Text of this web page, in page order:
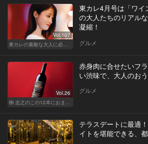
Vol.107
東カレの素敵な大人に必要なこと
東カレ4月号は「ワ
の大人たちのリアル
凝縮！
グルメ
Vol.26
柳 忠之のこの12本におまかせ
赤身肉に合せたいフ
い渋味で、大人のお
グルメ
テラスデートに最適
イトを堪能できる、